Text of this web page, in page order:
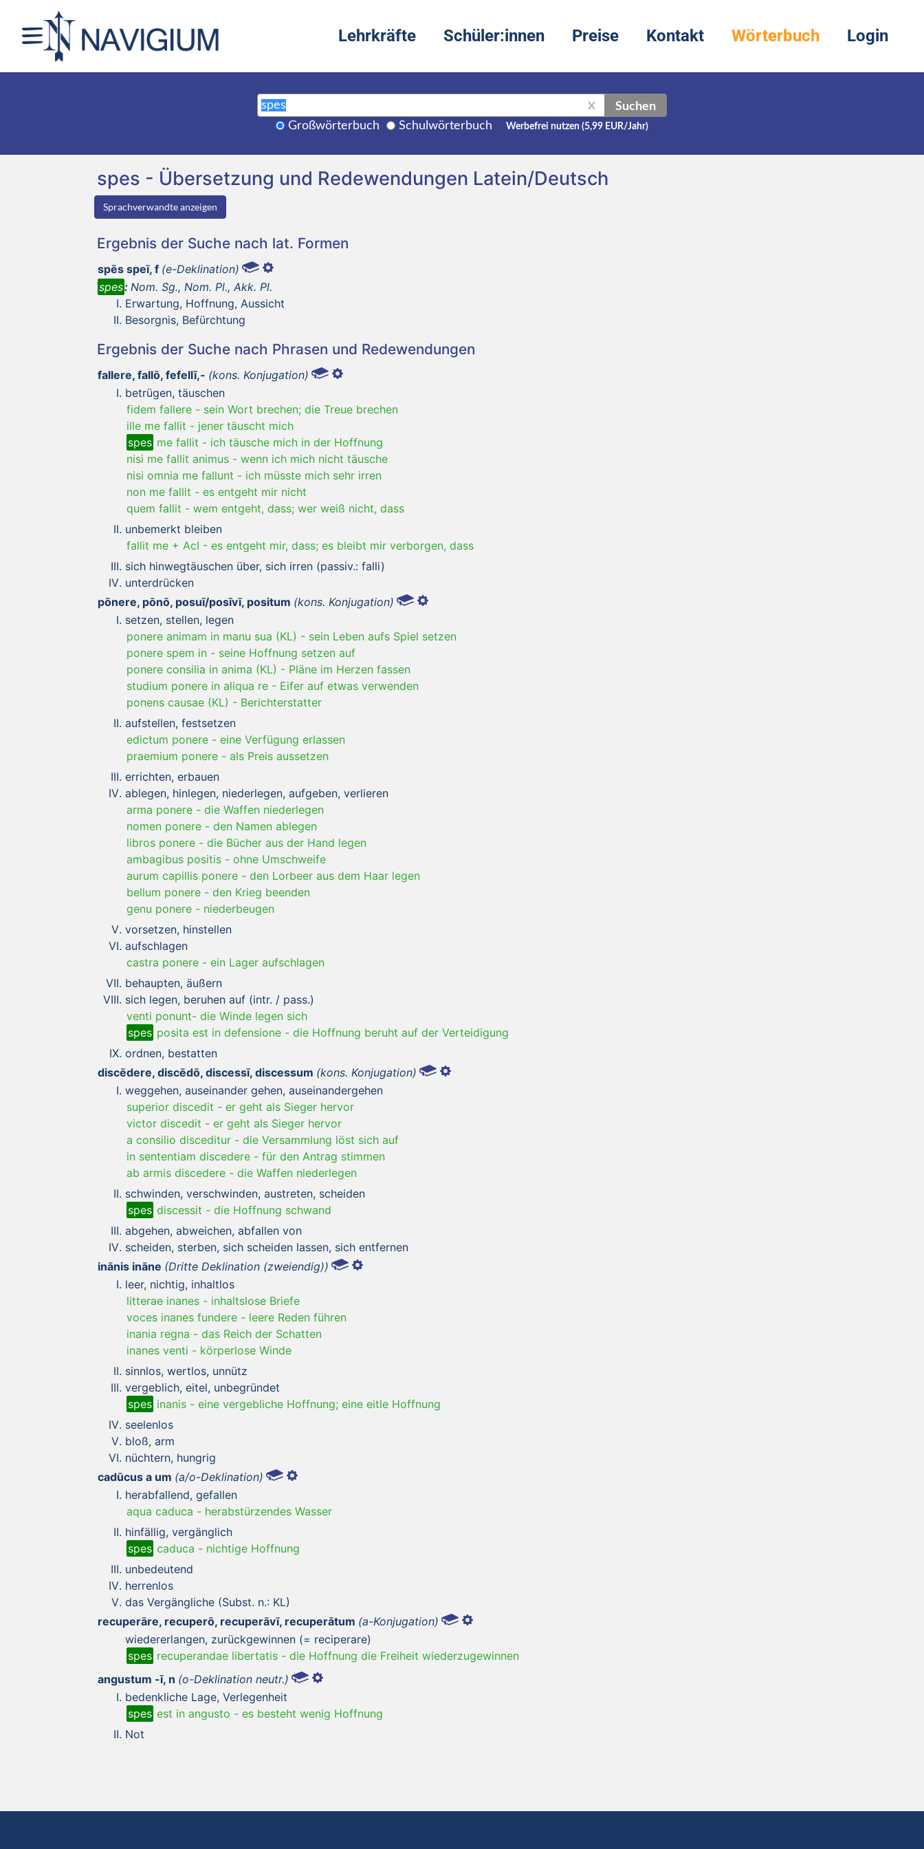
Lehrkräfte Schüler:innen Preise Kontakt Wörterbuch Login
X Suchen
Großwörterbuch Schulwörterbuch Werbefrei nutzen (5,99 EUR/Jahr)
spes - Übersetzung und Redewendungen Latein/Deutsch
Sprachverwandte anzeigen
Ergebnis der Suche nach lat. Formen
spēs speī, f (e-Deklination)
spes: Nom. Sg., Nom. Pl., Akk. Pl.
Erwartung, Hoffnung, Aussicht
Besorgnis, Befürchtung
Ergebnis der Suche nach Phrasen und Redewendungen
fallere, fallō, fefellī,- (kons. Konjugation)
betrügen, täuschen
fidem fallere - sein Wort brechen; die Treue brechen
ille me fallit - jener täuscht mich
spes me fallit - ich täusche mich in der Hoffnung
nisi me fallit animus - wenn ich mich nicht täusche
nisi omnia me fallunt - ich müsste mich sehr irren
non me fallit - es entgeht mir nicht
quem fallit - wem entgeht, dass; wer weiß nicht, dass
unbemerkt bleiben
fallit me + AcI - es entgeht mir, dass; es bleibt mir verborgen, dass
sich hinwegtäuschen über, sich irren (passiv.: falli)
unterdrücken
pōnere, pōnō, posuī/posīvī, positum (kons. Konjugation)
setzen, stellen, legen
ponere animam in manu sua (KL) - sein Leben aufs Spiel setzen
ponere spem in - seine Hoffnung setzen auf
ponere consilia in anima (KL) - Pläne im Herzen fassen
studium ponere in aliqua re - Eifer auf etwas verwenden
ponens causae (KL) - Berichterstatter
aufstellen, festsetzen
edictum ponere - eine Verfügung erlassen
praemium ponere - als Preis aussetzen
errichten, erbauen
ablegen, hinlegen, niederlegen, aufgeben, verlieren
arma ponere - die Waffen niederlegen
nomen ponere - den Namen ablegen
libros ponere - die Bücher aus der Hand legen
ambagibus positis - ohne Umschweife
aurum capillis ponere - den Lorbeer aus dem Haar legen
bellum ponere - den Krieg beenden
genu ponere - niederbeugen
vorsetzen, hinstellen
aufschlagen
castra ponere - ein Lager aufschlagen
behaupten, äußern
sich legen, beruhen auf (intr. / pass.)
venti ponunt- die Winde legen sich
spes posita est in defensione - die Hoffnung beruht auf der Verteidigung
ordnen, bestatten
discēdere, discēdō, discessī, discessum (kons. Konjugation)
weggehen, auseinander gehen, auseinandergehen
superior discedit - er geht als Sieger hervor
victor discedit - er geht als Sieger hervor
a consilio disceditur - die Versammlung löst sich auf
in sententiam discedere - für den Antrag stimmen
ab armis discedere - die Waffen niederlegen
schwinden, verschwinden, austreten, scheiden
spes discessit - die Hoffnung schwand
abgehen, abweichen, abfallen von
scheiden, sterben, sich scheiden lassen, sich entfernen
inānis ināne (Dritte Deklination (zweiendig))
leer, nichtig, inhaltlos
litterae inanes - inhaltslose Briefe
voces inanes fundere - leere Reden führen
inania regna - das Reich der Schatten
inanes venti - körperlose Winde
sinnlos, wertlos, unnütz
vergeblich, eitel, unbegründet
spes inanis - eine vergebliche Hoffnung; eine eitle Hoffnung
seelenlos
bloß, arm
nüchtern, hungrig
cadūcus a um (a/o-Deklination)
herabfallend, gefallen
aqua caduca - herabstürzendes Wasser
hinfällig, vergänglich
spes caduca - nichtige Hoffnung
unbedeutend
herrenlos
das Vergängliche (Subst. n.: KL)
recuperāre, recuperō, recuperāvī, recuperātum (a-Konjugation)
wiedererlangen, zurückgewinnen (= reciperare)
spes recuperandae libertatis - die Hoffnung die Freiheit wiederzugewinnen
angustum -ī, n (o-Deklination neutr.)
bedenkliche Lage, Verlegenheit
spes est in angusto - es besteht wenig Hoffnung
Not